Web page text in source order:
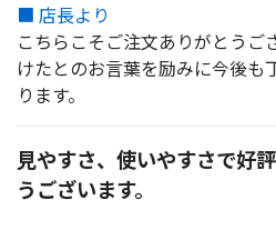
■ 店長より
こちらこそご注文ありがとうご
けたとのお言葉を励みに今後も
ります。
見やすさ、使いやすさで好
うございます。